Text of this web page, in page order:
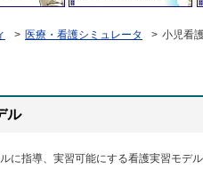
医療・看護シミュレータ 小児看
ル
に指導、実習可能にする看護実習モデ